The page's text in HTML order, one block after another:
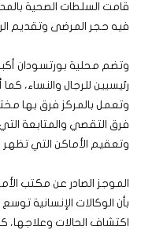
قامت السلطات الصحية
فيه حجر المرضى وتقديم
وتضم محلية بورتسودان
رئيسيين للرجال والنساء،
وتعمل بالمركز فرق بها
فرق التقصي والمتابعة
وتعقيم الأماكن التي تظهر
الموجز الصادر عن مكتب
بأن الوكالات الإنسانية
اكتشاف الحالات وعلاجها،